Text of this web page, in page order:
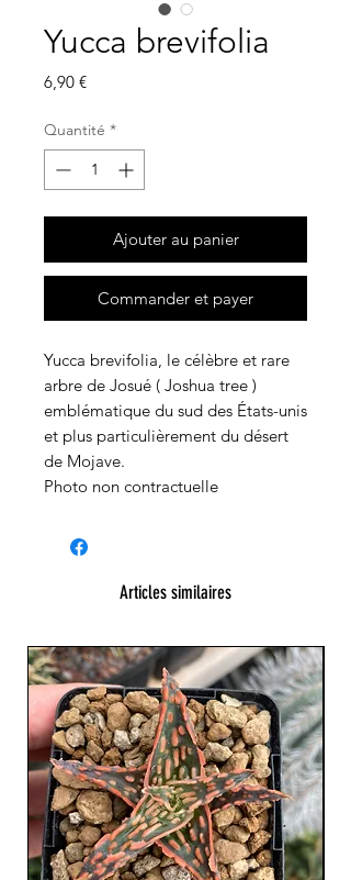
Yucca brevifolia
6,90 €Prix
Quantité *
Ajouter au panier
Commander et payer
Yucca brevifolia, le célèbre et rare
arbre de Josué ( Joshua tree )
emblématique du sud des États-unis
et plus particulièrement du désert
de Mojave.
Photo non contractuelle
Articles similaires